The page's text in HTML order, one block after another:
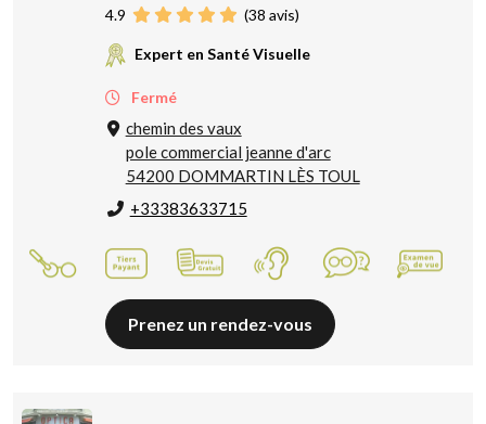
4.9 (38 avis)
Expert en Santé Visuelle
Fermé
chemin des vaux
pole commercial jeanne d'arc
54200 DOMMARTIN LÈS TOUL
+33383633715
Prenez un rendez-vous